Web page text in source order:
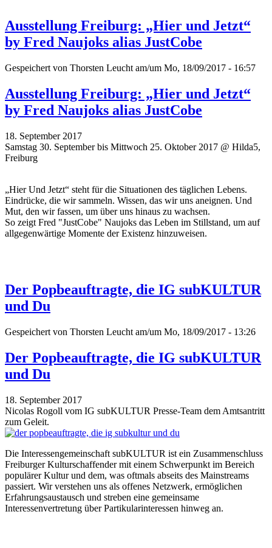
Ausstellung Freiburg: „Hier und Jetzt“
by Fred Naujoks alias JustCobe
Gespeichert von Thorsten Leucht am/um Mo, 18/09/2017 - 16:57
Ausstellung Freiburg: „Hier und Jetzt“
by Fred Naujoks alias JustCobe
18. September 2017
Samstag 30. September bis Mittwoch 25. Oktober 2017 @ Hilda5,
Freiburg
„Hier Und Jetzt“ steht für die Situationen des täglichen Lebens.
Eindrücke, die wir sammeln. Wissen, das wir uns aneignen. Und
Mut, den wir fassen, um über uns hinaus zu wachsen.
So zeigt Fred "JustCobe" Naujoks das Leben im Stillstand, um auf
allgegenwärtige Momente der Existenz hinzuweisen.
Der Popbeauftragte, die IG subKULTUR
und Du
Gespeichert von Thorsten Leucht am/um Mo, 18/09/2017 - 13:26
Der Popbeauftragte, die IG subKULTUR
und Du
18. September 2017
Nicolas Rogoll vom IG subKULTUR Presse-Team dem Amtsantritt
zum Geleit.
Die Interessengemeinschaft subKULTUR ist ein Zusammenschluss
Freiburger Kulturschaffender mit einem Schwerpunkt im Bereich
populärer Kultur und dem, was oftmals abseits des Mainstreams
passiert. Wir verstehen uns als offenes Netzwerk, ermöglichen
Erfahrungsaustausch und streben eine gemeinsame
Interessenvertretung über Partikularinteressen hinweg an.